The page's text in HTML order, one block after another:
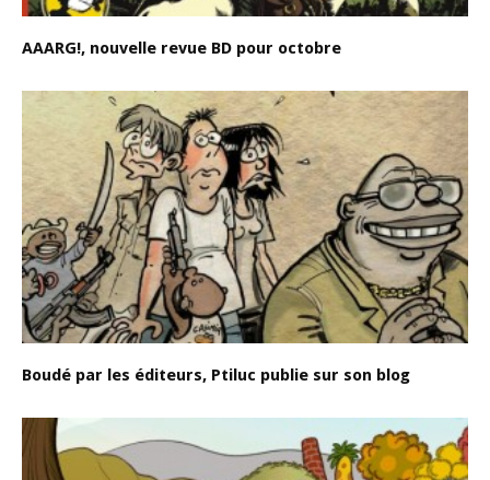
AAARG!, nouvelle revue BD pour octobre
Boudé par les éditeurs, Ptiluc publie sur son blog